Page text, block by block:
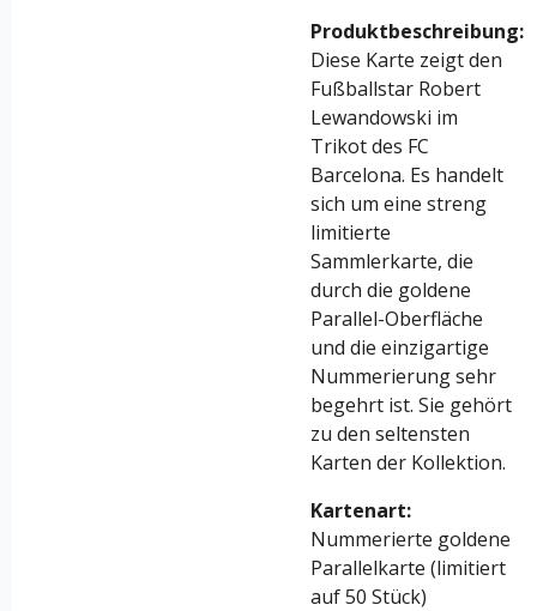
Produktbeschreibung:
Diese Karte zeigt den
Fußballstar Robert
Lewandowski im
Trikot des FC
Barcelona. Es handelt
sich um eine streng
limitierte
Sammlerkarte, die
durch die goldene
Parallel-Oberfläche
und die einzigartige
Nummerierung sehr
begehrt ist. Sie gehört
zu den seltensten
Karten der Kollektion.
Kartenart:
Nummerierte goldene
Parallelkarte (limitiert
auf 50 Stück)